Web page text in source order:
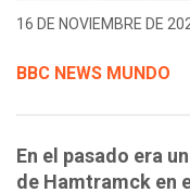
16 DE NOVIEMBRE DE
BBC NEWS MUNDO
En el pasado era
de Hamtramck en